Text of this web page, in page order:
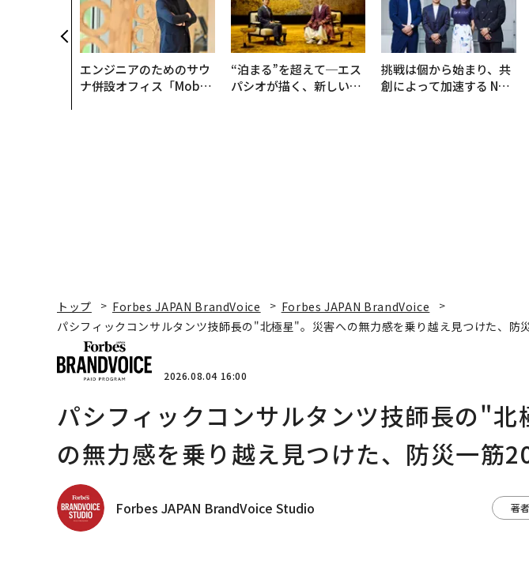
エンジニアのためのサウ
ナ併設オフィス「Mobiu
“泊まる”を超えて─エス
パシオが描く、新しい日
挑戦は個から始まり、共
創によって加速する NOR
トップ Forbes JAPAN BrandVoice
Forbes JAPAN BrandVoice
パシフィックコンサルタンツ技師長の"北極星"。災害への無力感を乗り越え見つけた、防
2026.08.04 16:00
パシフィックコンサルタンツ技師長の"
の無力感を乗り越え見つけた、防災一筋
Forbes JAPAN BrandVoice Studio 著